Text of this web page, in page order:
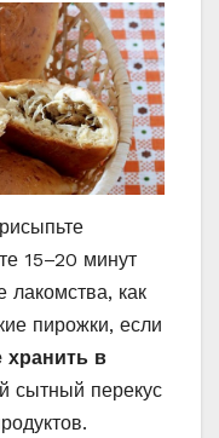
15–20 минут
лакомства, как
пирожки, если
хранить в
сытный перекус